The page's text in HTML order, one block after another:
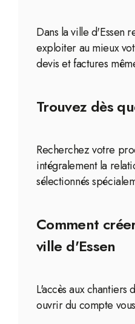
Dans la ville d'Essen
exploiter au mieux
devis et factures
Trouvez dès
Recherchez votre
intégralement la
sélectionnés
Comment
ville d'Essen
L'accès aux
ouvrir du compte